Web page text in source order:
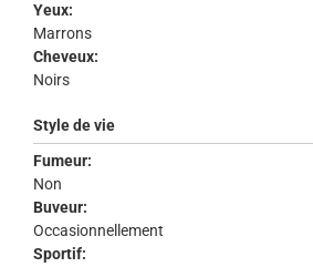
Yeux:
Marrons
Cheveux:
Noirs
Style de vie
Fumeur:
Non
Buveur:
Occasionnellement
Sportif: